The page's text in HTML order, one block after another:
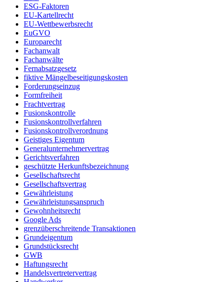
ESG-Faktoren
EU-Kartellrecht
EU-Wettbewerbsrecht
EuGVO
Europarecht
Fachanwalt
Fachanwälte
Fernabsatzgesetz
fiktive Mängelbeseitigungskosten
Forderungseinzug
Formfreiheit
Frachtvertrag
Fusionskontrolle
Fusionskontrollverfahren
Fusionskontrollverordnung
Geistiges Eigentum
Generalunternehmervertrag
Gerichtsverfahren
geschützte Herkunftsbezeichnung
Gesellschaftsrecht
Gesellschaftsvertrag
Gewährleistung
Gewährleistungsanspruch
Gewohnheitsrecht
Google Ads
grenzüberschreitende Transaktionen
Grundeigentum
Grundstücksrecht
GWB
Haftungsrecht
Handelsvertretervertrag